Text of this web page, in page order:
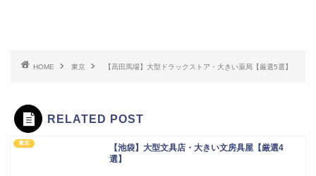
HOME 東京 【高田馬場】大型ドラックストア・大きい薬局【厳選5選】
RELATED POST
東京
【池袋】大型文具店・大きい文房具屋【厳選4
選】